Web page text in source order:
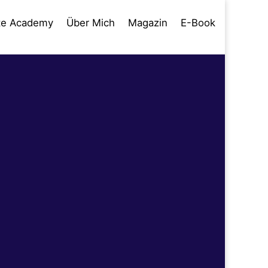
Academy Über Mich Magazin E-Book